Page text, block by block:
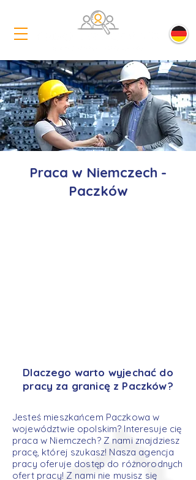
Praca w Niemczech -
Paczków
Dlaczego warto wyjechać do
pracy za granicę z Paczków?
Jesteś mieszkańcem Paczkowa w
województwie opolskim? Interesuje cię
praca w Niemczech? Z nami znajdziesz
pracę, której szukasz! Nasza agencja
pracy oferuje dostęp do różnorodnych
ofert pracy! Z nami nie musisz się